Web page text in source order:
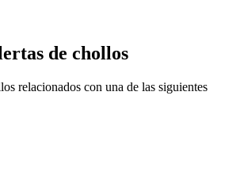
de chollos
relacionados con una de las siguientes